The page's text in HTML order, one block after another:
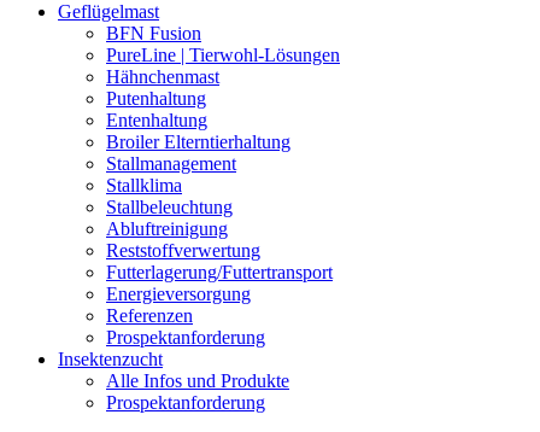
Geflügelmast
BFN Fusion
PureLine | Tierwohl-Lösungen
Hähnchenmast
Putenhaltung
Entenhaltung
Broiler Elterntierhaltung
Stallmanagement
Stallklima
Stallbeleuchtung
Abluftreinigung
Reststoffverwertung
Futterlagerung/Futtertransport
Energieversorgung
Referenzen
Prospektanforderung
Insektenzucht
Alle Infos und Produkte
Prospektanforderung